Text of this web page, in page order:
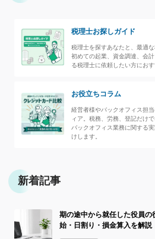
税理士お探しガイド
税理士を探すあなたと、最適
初めての起業、資金調達、会
る税理士に依頼したい方にお
お役立ちコラム
経営者様やバックオフィス担
ィア。税務、労務、登記だけ
バックオフィス業務に関する
けします。
新着記事
期の途中から就任した役員
始・日割り・損金算入を解説